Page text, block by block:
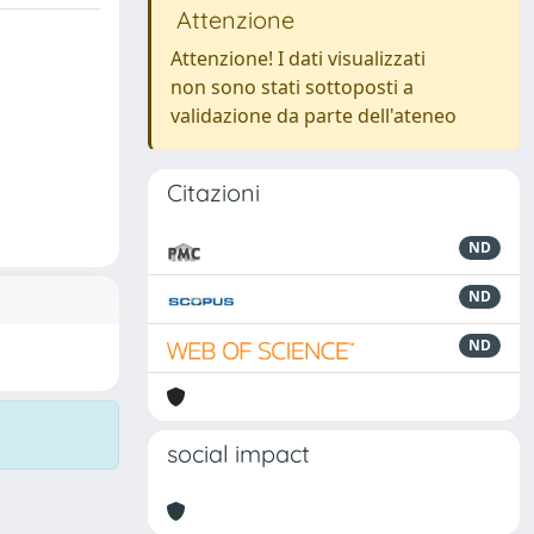
Attenzione
Attenzione! I dati visualizzati
non sono stati sottoposti a
validazione da parte dell'ateneo
Citazioni
ND
ND
ND
social impact